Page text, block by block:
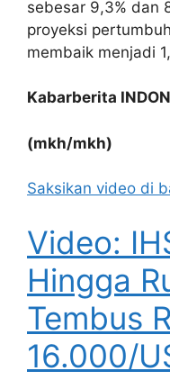
sebesar 9,3% dan
proyeksi
membaik menjadi
Kabarberita
(mkh/mkh)
Saksikan video di
Video:
Hingga
Tembus
16.000/